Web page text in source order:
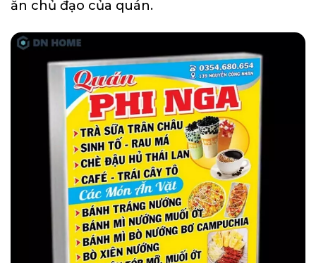
ăn chủ đạo của quán.